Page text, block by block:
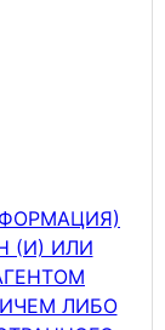
(И) ИЛИ
ЛИБО